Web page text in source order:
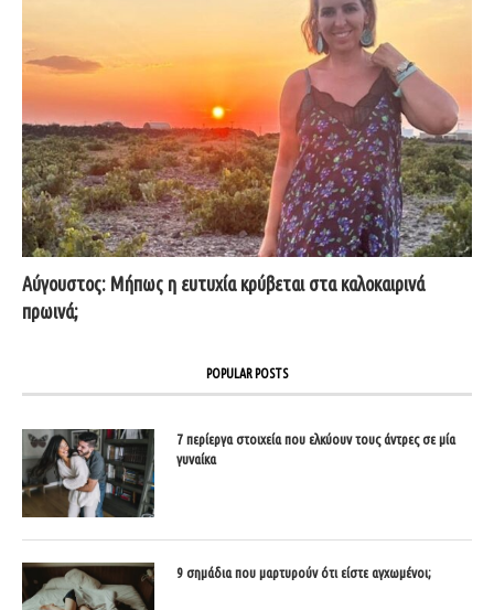
Αύγουστος: Μήπως η ευτυχία κρύβεται στα καλοκαιρινά
πρωινά;
POPULAR POSTS
7 περίεργα στοιχεία που ελκύουν τους άντρες σε μία
γυναίκα
9 σημάδια που μαρτυρούν ότι είστε αγχωμένοι;